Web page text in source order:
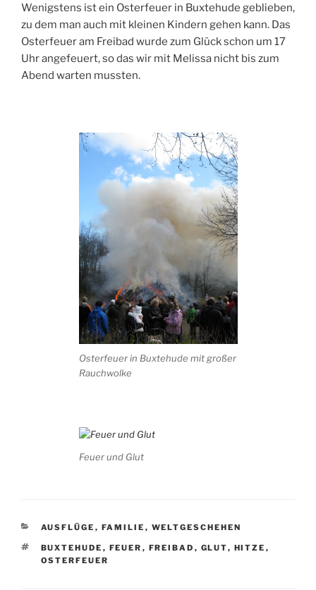
Wenigstens ist ein Osterfeuer in Buxtehude geblieben,
zu dem man auch mit kleinen Kindern gehen kann. Das
Osterfeuer am Freibad wurde zum Glück schon um 17
Uhr angefeuert, so das wir mit Melissa nicht bis zum
Abend warten mussten.
Osterfeuer in Buxtehude mit großer
Rauchwolke
Feuer und Glut
KATEGORIEN
AUSFLÜGE , FAMILIE , WELTGESCHEHEN
SCHLAGWÖRTER
BUXTEHUDE , FEUER , FREIBAD , GLUT, HITZE ,
OSTERFEUER